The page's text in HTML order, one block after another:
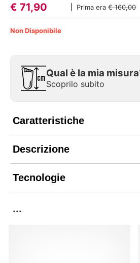
€ 71,90 Prima era€ 160,00
Non Disponibile
Qual è la mia
Scoprilo subito
Caratteristiche
Descrizione
Tecnologie
...